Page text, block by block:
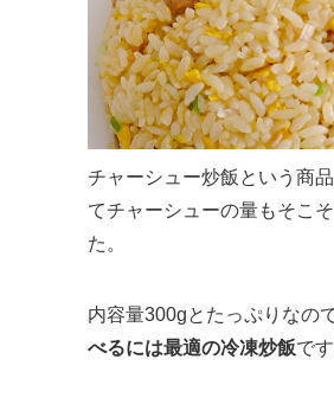
チャーシュー炒飯という商
てチャーシューの量もそこ
た。
内容量300gとたっぷりなの
べるには最適の冷凍炒飯です